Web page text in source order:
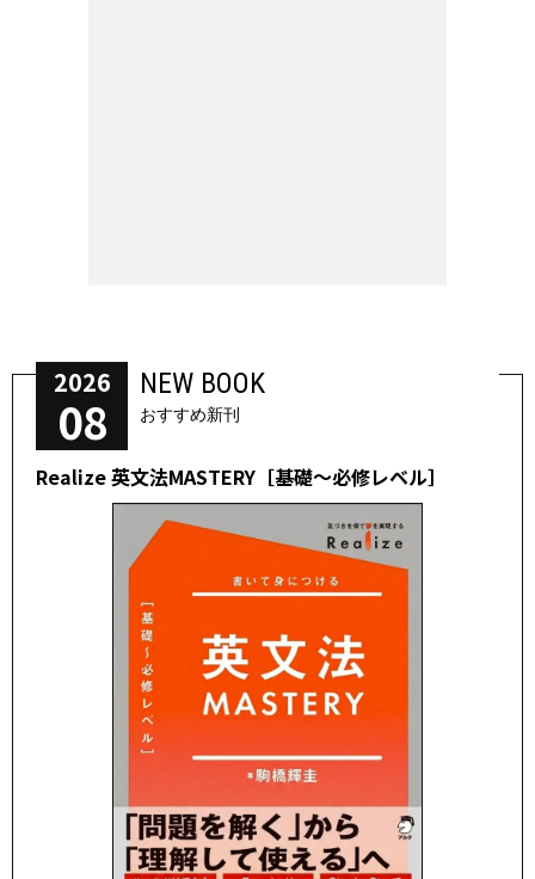
2026
08
NEW BOOK
おすすめ新刊
Realize 英文法MASTERY［基礎～必修レベル］